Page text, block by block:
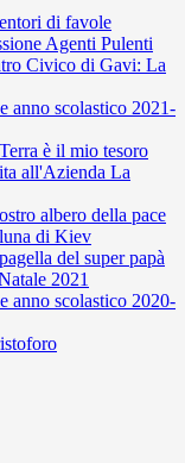
di favole
Agenti Pulenti
Civico di Gavi: La
anno scolastico 2021-
è il mio tesoro
all'Azienda La
albero della pace
di Kiev
del super papà
2021
anno scolastico 2020-